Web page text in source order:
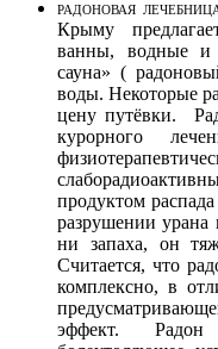
РАДОНОВАЯ
Крыму
ванны, водные и
сауна» (
воды. Некоторые
цену путёвки.
курорного
продуктом
разрушении урана
ни запаха, он
Считается, что
комплексно, в
эффект. Радон